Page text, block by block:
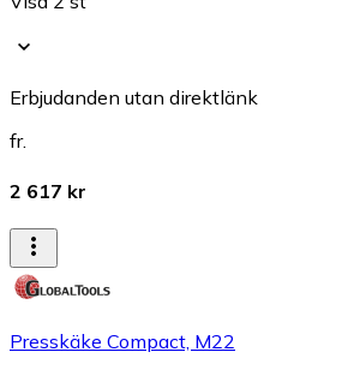
Erbjudanden utan direktlänk
fr.
2 617 kr
Presskäke Compact, M22